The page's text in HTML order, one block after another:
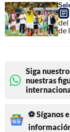
del
de
Siga
nuestras
⚽ Síganos